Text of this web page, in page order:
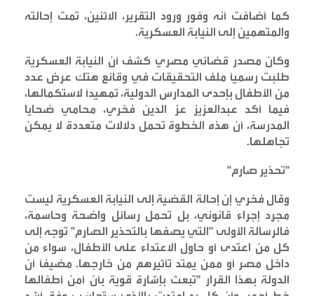
كما أضافت أنه وفور ورود التقرير، الاثنين، تمت إحالته
والمتهمين إلى النيابة العسكرية.
وكان مصدر قضائي مصري كشف أن النيابة العسكرية
طلبت رسمياً ملف التحقيقات في وقائع هتك عرض عدد
من الأطفال بإحدى المدارس الدولية، تمهيداً لاستكمالها،
فيما أكد عبدالعزيز عز الدين فخري، محامي ضحايا
المدرسة، أن هذه الخطوة تحمل دلالات متعددة لا يمكن
تجاهلها.
"تحذير صارم"
وقال فخري إن إحالة القضية إلى النيابة العسكرية ليست
مجرد إجراء قانوني، بل تحمل رسائل واضحة وحاسمة،
فالرسالة الأولى "التي يصفها بالتحذير الصارم" توجه إلى
كل من اعتدى أو حاول الاعتداء على الأطفال، سواء من
داخل مصر أو ممن يمتد تأثيرهم من خارجها. مضيفاً أن
الدولة بهذا القرار "تبعث بإشارة قوية بأن أمن أطفالها